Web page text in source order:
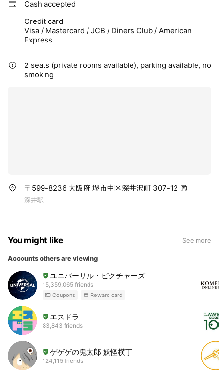
Cash accepted
Credit card
Visa / Mastercard / JCB / Diners Club / American
Express
2 seats (private rooms available), parking available, no
smoking
〒599-8236 大阪府 堺市中区深井沢町 307-12
深井駅
You might like See more
Accounts others are viewing
ユニバーサル・ピクチャーズ
15,359,065 friends
Coupons Reward card
エスドラ
83,843 friends
ゲゲゲの鬼太郎 妖怪横丁
124,115 friends